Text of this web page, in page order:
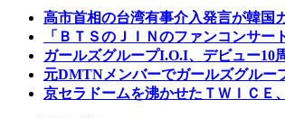
高市首相の台湾有事介入発言が韓国
「ＢＴＳのＪＩＮのファンコンサ
ガールズグループI.O.I、デビュー
元DMTNメンバーでガールズグルー
京セラドームを沸かせたＴＷＩＣＥ